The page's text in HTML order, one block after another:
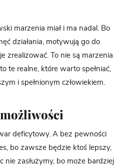
marzenia miał i ma nadal. Bo
działania, motywują go do
zrealizować. To nie są marzenia
te realne, które warto spełniać,
i spełnionym człowiekiem.
deficytowy. A bez pewności
bo zawsze będzie ktoś lepszy,
nie zasłużymy, bo może bardziej